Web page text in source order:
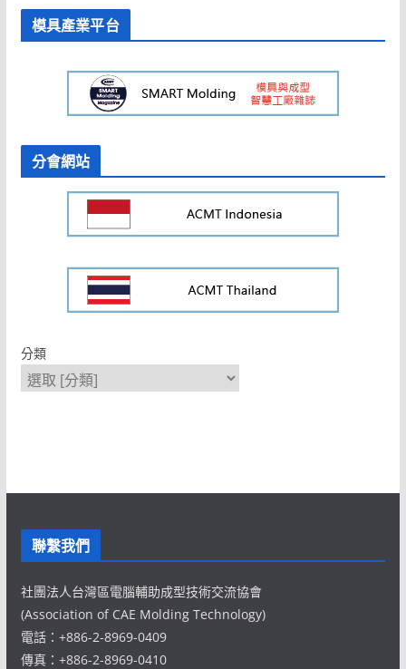
模具產業平台
分會網站
分類
聯繫我們
社團法人台灣區電腦輔助成型技術交流協會
(Association of CAE Molding Technology)
電話：+886-2-8969-0409
傳真：+886-2-8969-0410